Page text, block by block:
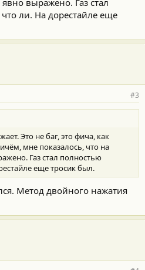
явно выражено. Газ стал
ли. На дорестайле еще
#3
Это не баг, это фича, как
мне показалось, что на
Газ стал полностью
еще тросик был.
Метод двойного нажатия